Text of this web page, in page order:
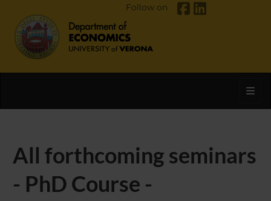
Follow on
All forthcoming seminars
- PhD Course -